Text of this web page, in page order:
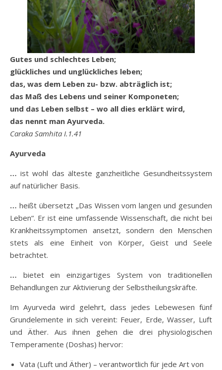
Gutes und schlechtes Leben;
glückliches und unglückliches leben;
das, was dem Leben zu- bzw. abträglich ist;
das Maß des Lebens und seiner Komponeten;
und das Leben selbst – wo all dies erklärt wird,
das nennt man Ayurveda.
Caraka Samhita I.1.41
Ayurveda
…ist wohl das älteste ganzheitliche Gesundheitssystem
auf natürlicher Basis.
… heißt übersetzt „Das Wissen vom langen und gesunden
Leben“. Er ist eine umfassende Wissenschaft, die nicht bei
Krankheitssymptomen ansetzt, sondern den Menschen
stets als eine Einheit von Körper, Geist und Seele
betrachtet.
… bietet ein einzigartiges System von traditionellen
Behandlungen zur Aktivierung der Selbstheilungskräfte.
Im Ayurveda wird gelehrt, dass jedes Lebewesen fünf
Grundelemente in sich vereint: Feuer, Erde, Wasser, Luft
und Äther. Aus ihnen gehen die drei physiologischen
Temperamente (Doshas) hervor:
Vata (Luft und Äther) – verantwortlich für jede Art von